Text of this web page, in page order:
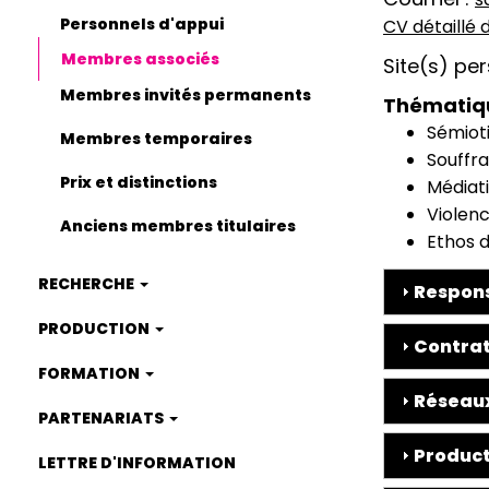
Personnels d'appui
Membres associés
Membres invités permanents
Membres temporaires
Prix et distinctions
Anciens membres titulaires
RECHERCHE
PRODUCTION
FORMATION
PARTENARIATS
LETTRE D'INFORMATION
CV
CV détaillé
Site(s)
Ethos